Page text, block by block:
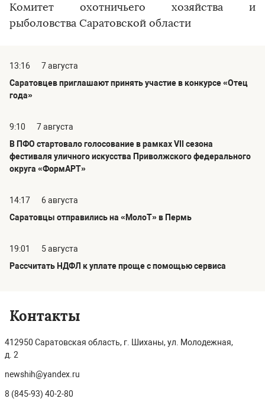
Комитет охотничьего хозяйства и
рыболовства Саратовской области
13:16
7 августа
Саратовцев приглашают принять участие в конкурсе «Отец
года»
9:10
7 августа
В ПФО стартовало голосование в рамках VII сезона
фестиваля уличного искусства Приволжского федерального
округа «ФормАРТ»
14:17
6 августа
Саратовцы отправились на «МолоТ» в Пермь
19:01
5 августа
Рассчитать НДФЛ к уплате проще с помощью сервиса
Контакты
412950 Саратовская область, г. Шиханы, ул. Молодежная,
д. 2
newshih@yandex.ru
8 (845-93) 40-2-80